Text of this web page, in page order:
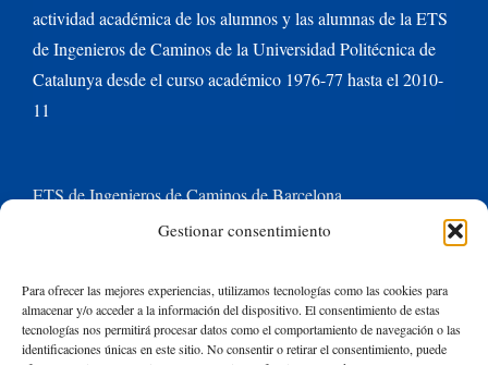
Gestionar consentimiento
Para ofrecer las mejores experiencias, utilizamos tecnologías como las cookies para
almacenar y/o acceder a la información del dispositivo. El consentimiento de estas
tecnologías nos permitirá procesar datos como el comportamiento de navegación o las
identificaciones únicas en este sitio. No consentir o retirar el consentimiento, puede
actividad académica de los alumnos y las alumnas de la ETS
de Ingenieros de Caminos de la Universidad Politécnica de
Catalunya desde el curso académico 1976-77 hasta el 2010-
11
ETS de Ingenieros de Caminos de Barcelona
Universitat Politècnica de Catalunya BarcelonaTech
Contacte con nosotros